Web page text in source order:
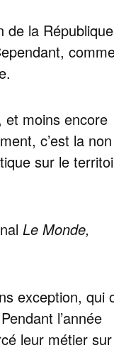
de la République
et moins encore
c’est la non
sur le
Le Monde,
exception, qui
l’année
leur métier